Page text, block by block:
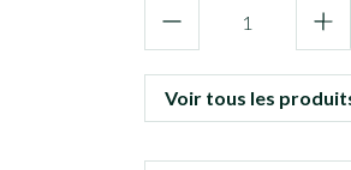
Voir tous les